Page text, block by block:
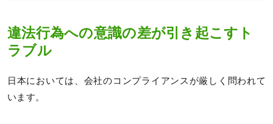
違法行為への意識の差が引き起こすト
ラブル
日本においては、会社のコンプライアンスが厳しく問われて
います。